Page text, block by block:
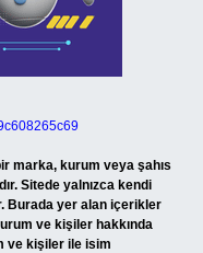
marka, kurum veya şahıs
Sitede yalnızca kendi
Burada yer alan içerikler
ve kişiler hakkında
ve kişiler ile isim